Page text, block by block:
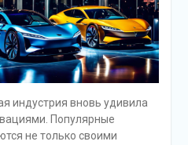
индустрия вновь удивила
Популярные
не только своими